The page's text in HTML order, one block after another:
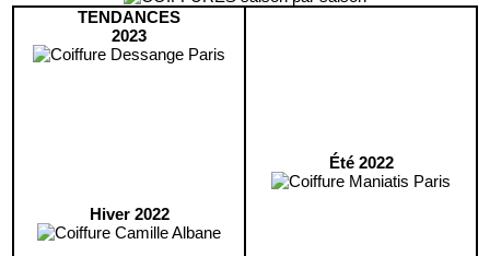
TENDANCES
2023
Hiver 2022
Été 2022